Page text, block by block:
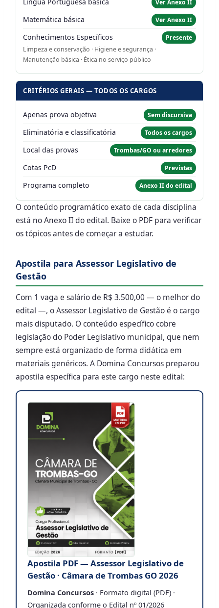
Língua Portuguesa básica Ver Anexo II
Matemática básica Ver Anexo II
Conhecimentos Específicos
Limpeza e conservação · Higiene e segurança ·
Manutenção básica · Ética no serviço público
Presente
CRITÉRIOS GERAIS — TODOS OS CARGOS
Apenas prova objetiva Sem discursiva
Eliminatória e classificatória Todos os cargos
Local das provas Trombas/GO ou arredores
Cotas PcD Previstas
Programa completo Anexo II do edital
O conteúdo programático exato de cada disciplina
está no Anexo II do edital. Baixe o PDF para verificar
os tópicos antes de começar a estudar.
Apostila para Assessor Legislativo de
Gestão
Com 1 vaga e salário de R$ 3.500,00 — o melhor do
edital —, o Assessor Legislativo de Gestão é o cargo
mais disputado. O conteúdo específico cobre
legislação do Poder Legislativo municipal, que nem
sempre está organizado de forma didática em
materiais genéricos. A Domina Concursos preparou
apostila específica para este cargo neste edital:
Apostila PDF — Assessor Legislativo de
Gestão · Câmara de Trombas GO 2026
Domina Concursos · Formato digital (PDF) ·
Organizada conforme o Edital nº 01/2026